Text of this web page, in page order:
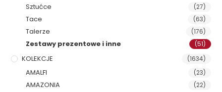
Sztućce (27)
Tace (63)
Talerze (176)
Zestawy prezentowe i inne (51)
KOLEKCJE (1634)
AMALFI (23)
AMAZONIA (22)